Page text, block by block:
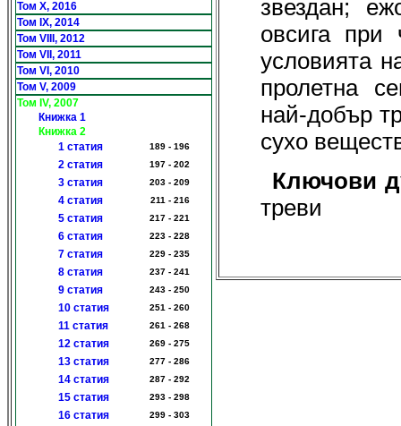
Том X, 2016
Том IX, 2014
Том VIII, 2012
Том VII, 2011
Том VI, 2010
Том V, 2009
Том IV, 2007
Книжка 1
Книжка 2
1 статия
189 - 196
2 статия 197 - 202
3 статия 203 - 209
4 статия 211 - 216
5 статия 217 - 221
6 статия 223 - 228
7 статия 229 - 235
8 статия 237 - 241
9 статия 243 - 250
10 статия 251 - 260
11 статия 261 - 268
12 статия 269 - 275
13 статия 277 - 286
14 статия 287 - 292
15 статия 293 - 298
16 статия 299 - 303
звездан;
овсига при
условията
пролетна
най-добър
сухо
Ключови
треви